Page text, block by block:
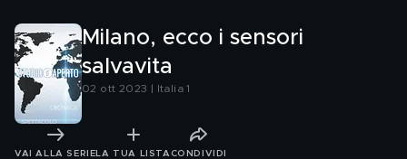
Milano, ecco i sensori
salvavita
02 ott 2023 | Italia 1
VAI ALLA SERIE LA TUA LISTA CONDIVIDI